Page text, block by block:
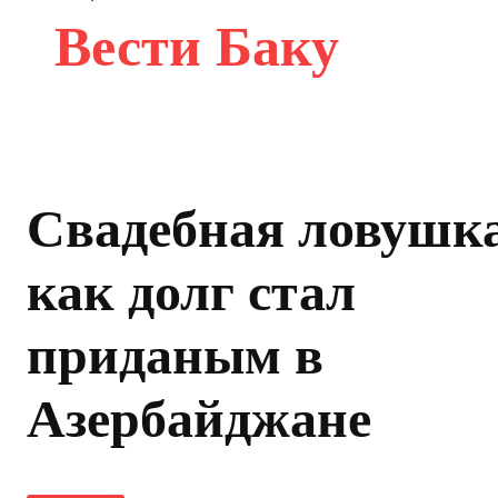
Вести Баку
Свадебная
как долг стал
приданым в
Азербайджане